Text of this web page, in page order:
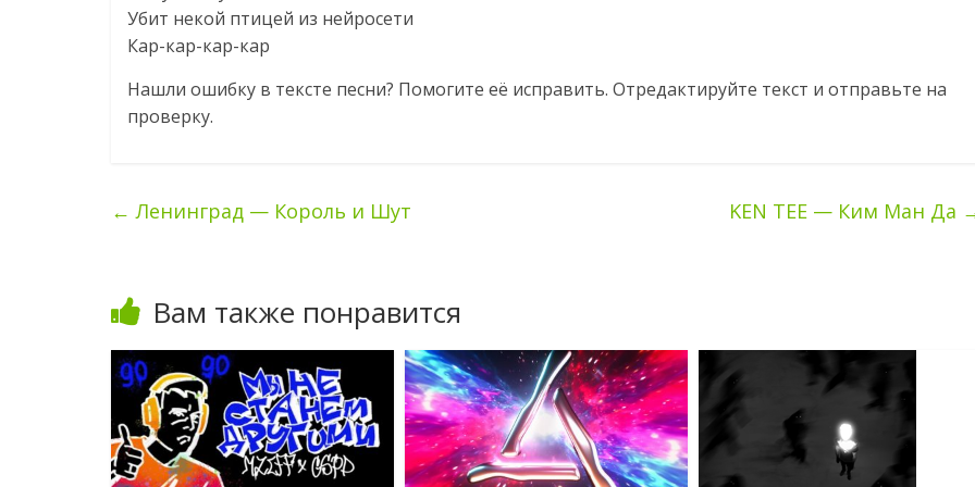
Убит некой птицей из нейросети
Кар-кар-кар-кар
Нашли ошибку в тексте песни? Помогите еë исправить. Отредактируйте текст и отправьте на
проверку.
← Ленинград — Король и Шут KEN TEE — Ким Ман Да
Вам также понравится